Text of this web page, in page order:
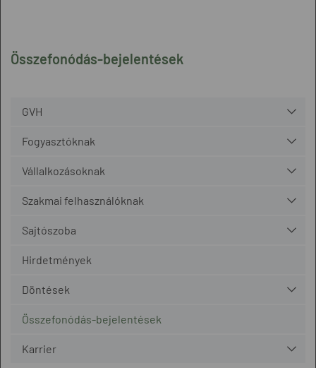
Összefonódás-bejelentések
GVH
Fogyasztóknak
Vállalkozásoknak
Szakmai felhasználóknak
Sajtószoba
Hirdetmények
Döntések
Összefonódás-bejelentések
Karrier